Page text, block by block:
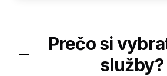
Prečo si
služby?